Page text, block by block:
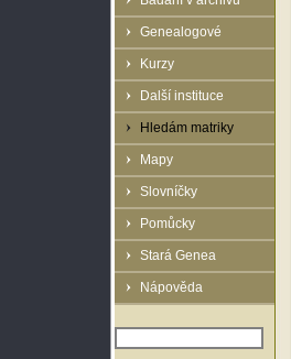
Genealogové
Kurzy
Další instituce
Hledám matriky
Mapy
Slovníčky
Pomůcky
Stará Genea
Nápověda